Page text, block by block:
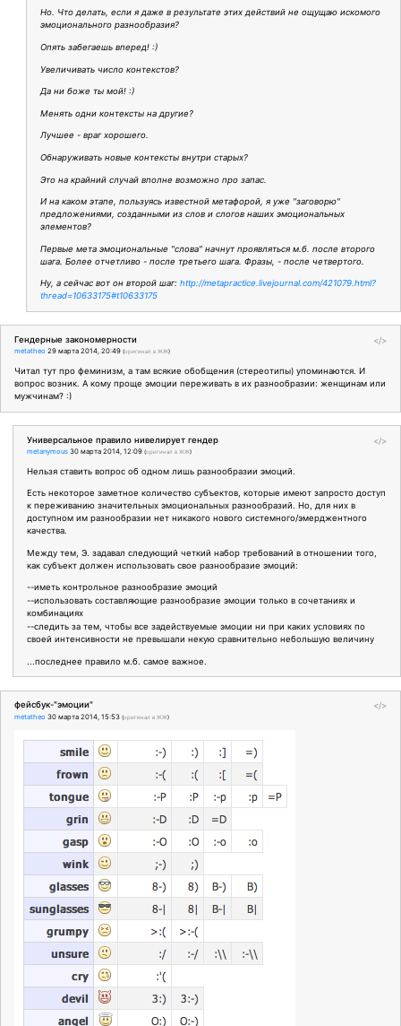
Но. Что делать, если я даже в результате этих действий не ощущаю искомого
эмоционального разнообразия?
Опять забегаешь вперед! :)
Увеличивать число контекстов?
Да ни боже ты мой! :)
Менять одни контексты на другие?
Лучшее - враг хорошего.
Обнаруживать новые контексты внутри старых?
Это на крайний случай вполне возможно про запас.
И на каком этапе, пользуясь известной метафорой, я уже "заговорю"
предложениями, созданными из слов и слогов наших эмоциональных
элементов?
Первые мета эмоциональные "слова" начнут проявляться м.б. после второго
шага. Более отчетливо - после третьего шага. Фразы, - после четвертого.
Ну, а сейчас вот он второй шаг: http://metapractice.livejournal.com/421079.html?
thread=10633175#t10633175
</>
Гендерные закономерности
metatheo 29 марта 2014, 20:49 (оригинал в ЖЖ)
Читал тут про феминизм, а там всякие обобщения (стереотипы) упоминаются. И
вопрос возник. А кому проще эмоции переживать в их разнообразии: женщинам или
мужчинам? :)
</>
Универсальное правило нивелирует гендер
metanymous 30 марта 2014, 12:09 (оригинал в ЖЖ)
Нельзя ставить вопрос об одном лишь разнообразии эмоций.
Есть некоторое заметное количество субъектов, которые имеют запросто доступ
к переживанию значительных эмоциональных разнообразий. Но, для них в
доступном им разнообразии нет никакого нового системного/эмерджентного
качества.
Между тем, Э. задавал следующий четкий набор требований в отношении того,
как субъект должен использовать свое разнообразие эмоций:
--иметь контрольное разнообразие эмоций
--использовать составляющие разнообразие эмоции только в сочетаниях и
комбинациях
--следить за тем, чтобы все задействуемые эмоции ни при каких условиях по
своей интенсивности не превышали некую сравнительно небольшую величину
...последнее правило м.б. самое важное.
</>
фейсбук-"эмоции"
metatheo 30 марта 2014, 15:53 (оригинал в ЖЖ)